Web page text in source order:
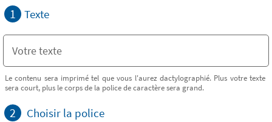
1 Texte
Le contenu sera imprimé tel que vous l'aurez dactylographié. Plus votre texte
sera court, plus le corps de la police de caractère sera grand.
2 Choisir la police